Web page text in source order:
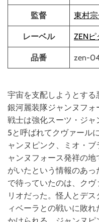
監督 東村
レーベル ZEN
品番 zen-
宇宙を支配しようとす
銀河麗装隊ジャンヌフ
戦士は強化スーツ・ジャ
5と呼ばれてクヴァール
ャンヌピンク、ミオ・
ャンヌフォース発祥の
がいたという情報のあ
で待っていたのは、ク
リオだった。怪人とデ
ィベーラとの戦いに敗